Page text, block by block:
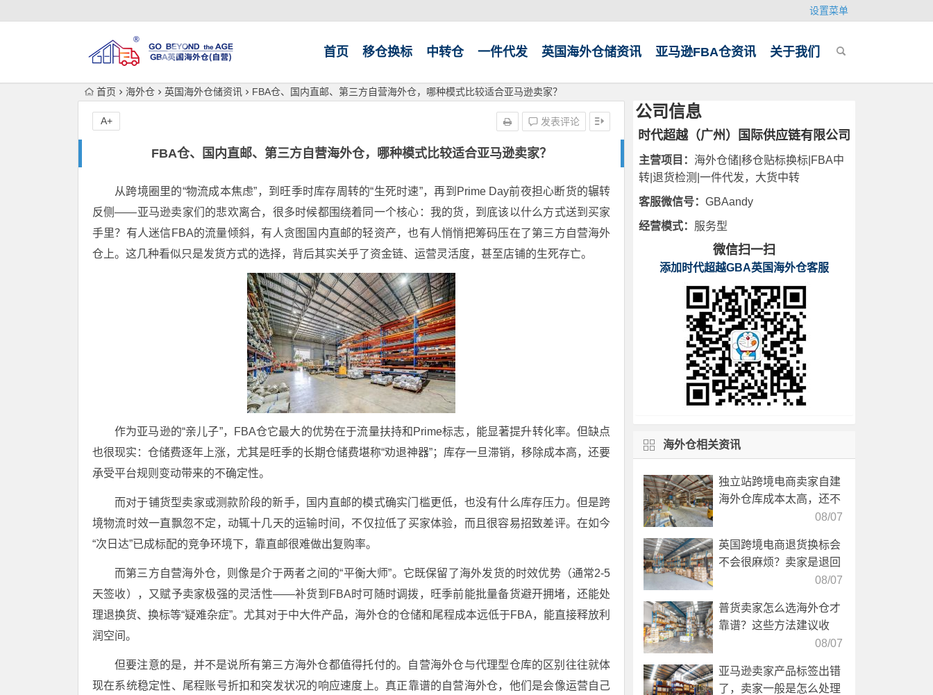
设置菜单
首页 移仓换标 中转仓 一件代发 英国海外仓储资讯 亚马逊FBA仓资讯 关于我们
首页 海外仓 英国海外仓储资讯 FBA仓、国内直邮、第三方自营海外仓，哪种模式比较适合亚马逊卖家？
FBA仓、国内直邮、第三方自营海外仓，哪种模式比较适合亚马逊卖家？
发表评论
A+
从跨境圈里的“物流成本焦虑”，到旺季时库存周转的“生死时速”，再到Prime Day前夜担心断货的辗转
反侧——亚马逊卖家们的悲欢离合，很多时候都围绕着同一个核心：我的货，到底该以什么方式送到买家
手里？有人迷信FBA的流量倾斜，有人贪图国内直邮的轻资产，也有人悄悄把筹码压在了第三方自营海外
仓上。这几种看似只是发货方式的选择，背后其实关乎了资金链、运营灵活度，甚至店铺的生死存亡。
作为亚马逊的“亲儿子”，FBA仓它最大的优势在于流量扶持和Prime标志，能显著提升转化率。但缺点
也很现实：仓储费逐年上涨，尤其是旺季的长期仓储费堪称“劝退神器”；库存一旦滞销，移除成本高，还要
承受平台规则变动带来的不确定性。
而对于铺货型卖家或测款阶段的新手，国内直邮的模式确实门槛更低，也没有什么库存压力。但是跨
境物流时效一直飘忽不定，动辄十几天的运输时间，不仅拉低了买家体验，而且很容易招致差评。在如今
“次日达”已成标配的竞争环境下，靠直邮很难做出复购率。
而第三方自营海外仓，则像是介于两者之间的“平衡大师”。它既保留了海外发货的时效优势（通常2-5
天签收），又赋予卖家极强的灵活性——补货到FBA时可随时调拨，旺季前能批量备货避开拥堵，还能处
理退换货、换标等“疑难杂症”。尤其对于中大件产品，海外仓的仓储和尾程成本远低于FBA，能直接释放利
润空间。
但要注意的是，并不是说所有第三方海外仓都值得托付的。自营海外仓与代理型仓库的区别往往就体
现在系统稳定性、尾程账号折扣和突发状况的响应速度上。真正靠谱的自营海外仓，他们是会像运营自己
公司信息
时代超越（广州）国际供应链有限公司
主营项目： 海外仓储|移仓贴标换标|FBA中
转|退货检测|一件代发，大货中转
客服微信号： GBAandy
经营模式： 服务型
微信扫一扫
添加时代超越GBA英国海外仓客服
海外仓相关资讯
独立站跨境电商卖家自建
海外仓库成本太高，还不
如直接找第三方自营海外
08/07
英国跨境电商退货换标会
不会很麻烦？卖家是退回
国内还是在海外直接处08/07
普货卖家怎么选海外仓才
靠谱？这些方法建议收
08/07
亚马逊卖家产品标签出错
了，卖家一般是怎么处理